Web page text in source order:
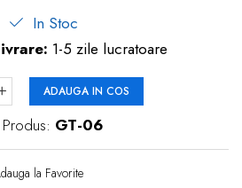
In Stoc
1-5 zile lucratoare
ADAUGA IN COS
GT-06
la Favorite